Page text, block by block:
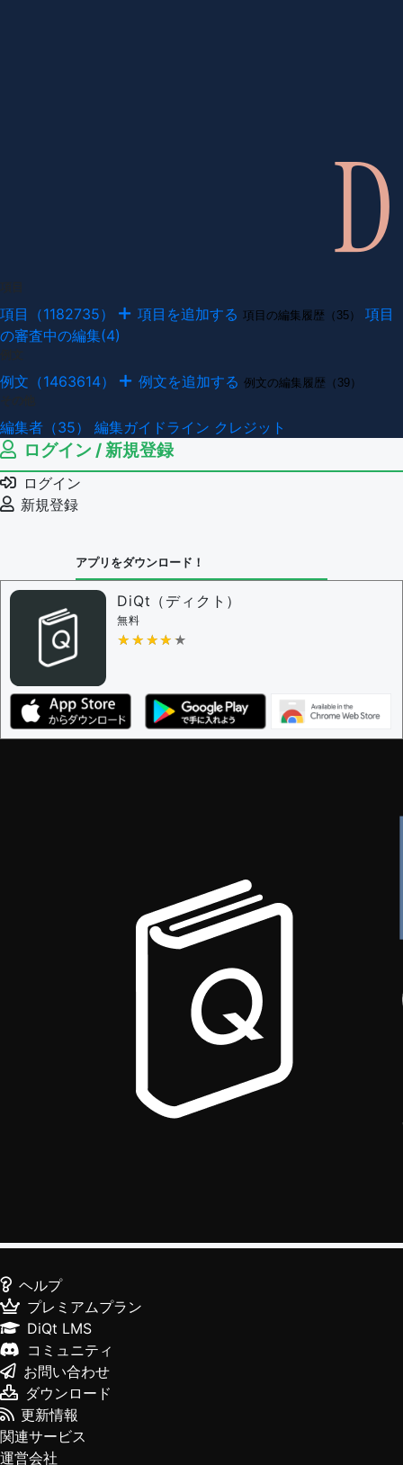
項目（1182735） 項目を追加する 項目の編集履歴（35）
項目
の審査中の編集(4)
例文（1463614） 例文を追加する 例文の編集履歴（39）
編集者（35） 編集ガイドライン クレジット
ログイン / 新規登録
ログイン
新規登録
アプリをダウンロード！
DiQt（ディクト）
無料
★★★★★
★★★★★
ヘルプ
プレミアムプラン
DiQt LMS
コミュニティ
お問い合わせ
ダウンロード
更新情報
関連サービス
運営会社